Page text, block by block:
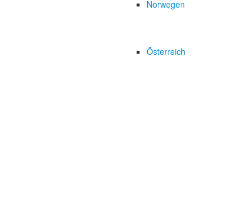
Norwegen
Österreich